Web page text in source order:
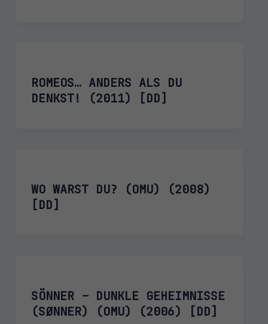
ROMEOS… ANDERS ALS DU
DENKST! (2011) [DD]
WO WARST DU? (OMU) (2008)
[DD]
SÖNNER – DUNKLE GEHEIMNISSE
(SØNNER) (OMU) (2006) [DD]